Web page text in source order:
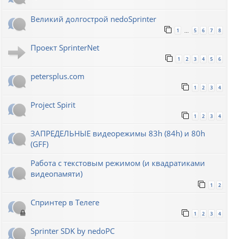
Великий долгострой nedoSprinter
1 5 6 7 8
Проект SprinterNet
1 2 3 4 5 6
petersplus.com
1 2 3 4
Project Spirit
1 2 3 4
ЗАПРЕДЕЛЬНЫЕ видеорежимы 83h (84h) и 80h
(GFF)
Работа с текстовым режимом (и квадратиками
видеопамяти)
1 2
Спринтер в Телеге
1 2 3 4
Sprinter SDK by nedoPC